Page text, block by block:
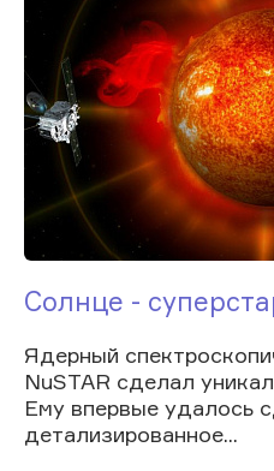
Солнце -
Ядерный
NuSTAR сделал
Ему впервые удалось
детализированное...